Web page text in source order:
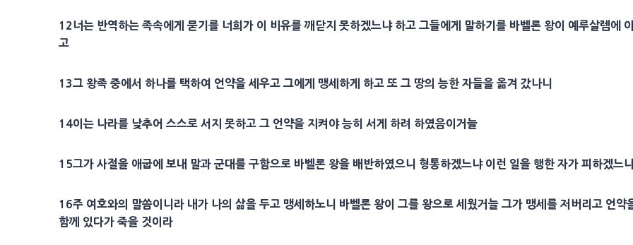
12너는 반역하는 족속에게 묻기를 너희가 이 비유를 깨닫지 못하겠느냐 하고 그들에게 말하기를 바벨론 왕이 예루살렘에
고
13그 왕족 중에서 하나를 택하여 언약을 세우고 그에게 맹세하게 하고 또 그 땅의 능한 자들을 옮겨 갔나니
14이는 나라를 낮추어 스스로 서지 못하고 그 언약을 지켜야 능히 서게 하려 하였음이거늘
15그가 사절을 애굽에 보내 말과 군대를 구함으로 바벨론 왕을 배반하였으니 형통하겠느냐 이런 일을 행한 자가 피하겠느
16주 여호와의 말씀이니라 내가 나의 삶을 두고 맹세하노니 바벨론 왕이 그를 왕으로 세웠거늘 그가 맹세를 저버리고 언
함께 있다가 죽을 것이라